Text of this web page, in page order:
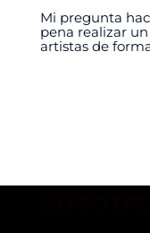
Mi pregunta
pena realizar
artistas de